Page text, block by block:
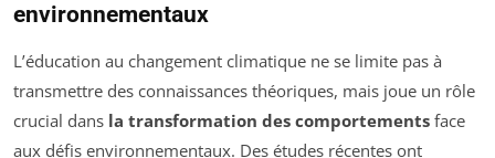
environnementaux
L’éducation au changement climatique ne se limite pas à
transmettre des connaissances théoriques, mais joue un rôle
crucial dans la transformation des comportements face
aux défis environnementaux. Des études récentes ont